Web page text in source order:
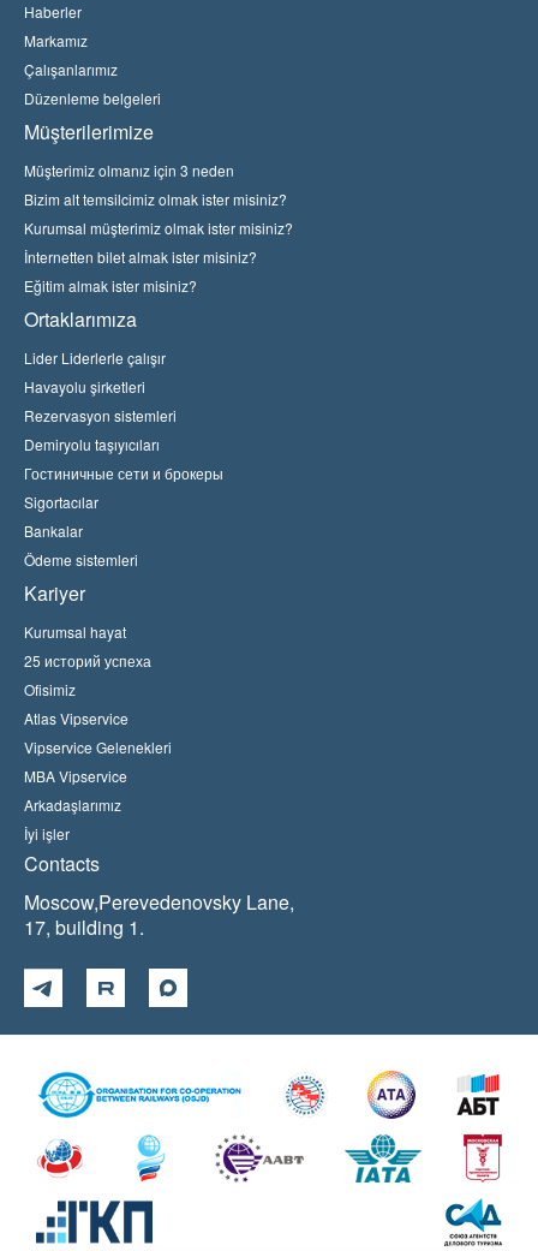
Haberler
Markamız
Çalışanlarımız
Düzenleme belgeleri
Müşterilerimize
Müşterimiz olmanız için 3 neden
Bizim alt temsilcimiz olmak ister misiniz?
Kurumsal müşterimiz olmak ister misiniz?
İnternetten bilet almak ister misiniz?
Eğitim almak ister misiniz?
Ortaklarımıza
Lider Liderlerle çalışır
Havayolu şirketleri
Rezervasyon sistemleri
Demiryolu taşıyıcıları
Гостиничные сети и брокеры
Sigortacılar
Bankalar
Ödeme sistemleri
Kariyer
Kurumsal hayat
25 историй успеха
Ofisimiz
Atlas Vipservice
Vipservice Gelenekleri
MBA Vipservice
Arkadaşlarımız
İyi işler
Contacts
Moscow,Perevedenovsky Lane,
17, building 1.